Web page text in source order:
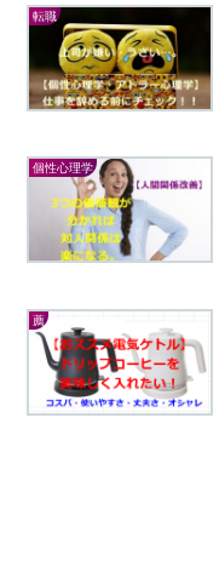
転職
個性心理学
薦